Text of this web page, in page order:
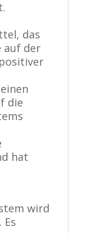
das
auf der
die
hat
wird
Es